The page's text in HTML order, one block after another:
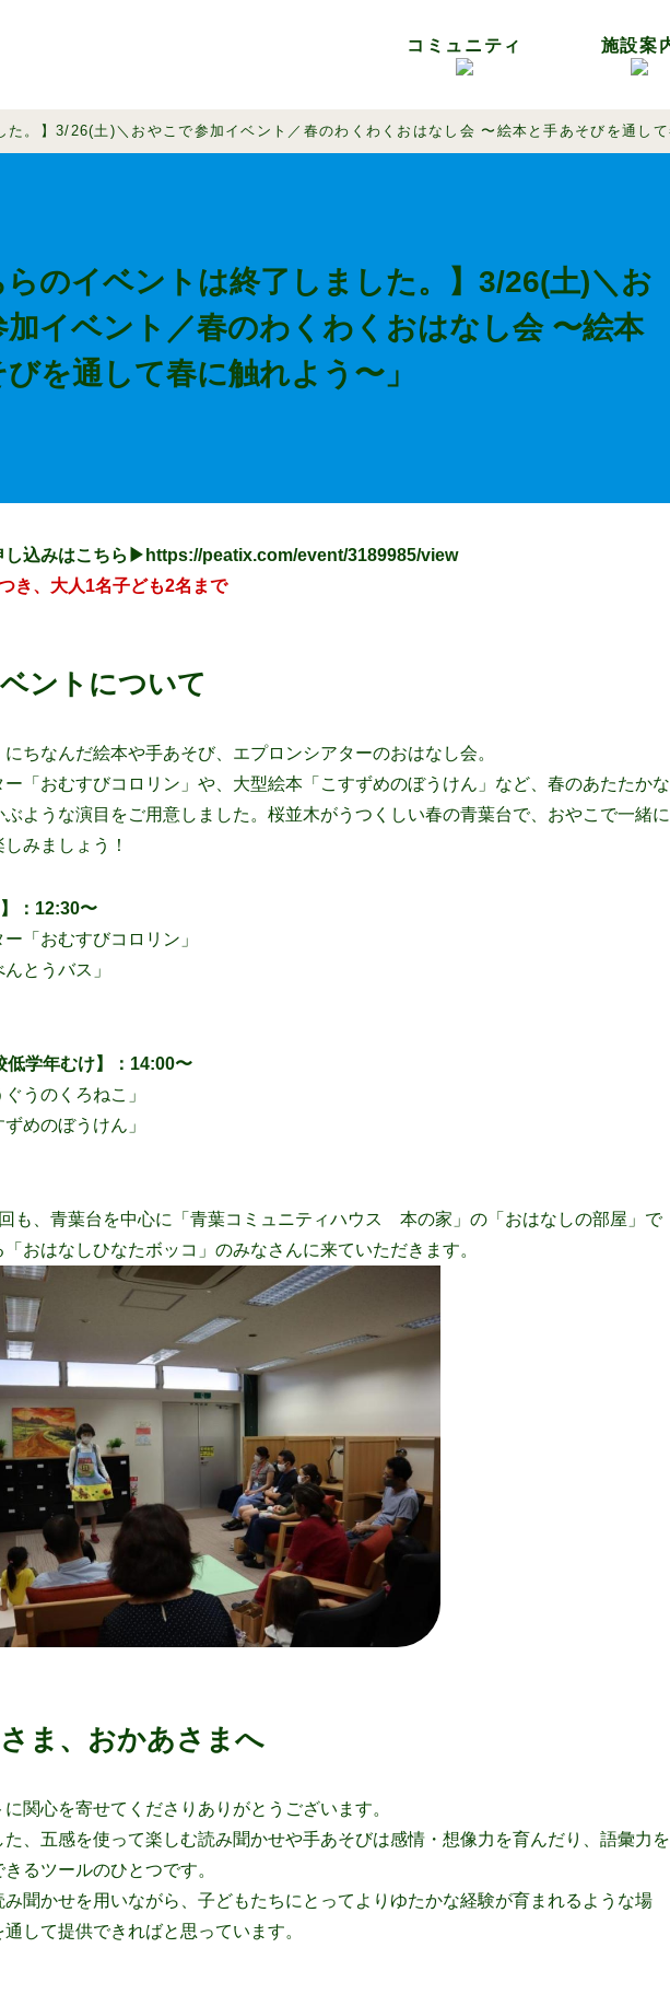
コミュニティ
報 未来青葉台会議 SPRAS MEMBER お出かけ散歩
施設案
は フロアガイド 料金メニュー ご利用の流れ アク
た。】3/26(土)＼おやこで参加イベント／春のわくわくおはなし会 〜絵本と手あそびを通し
らのイベントは終了しました。】3/26(土)＼お
イベント／春のわくわくおはなし会 〜絵本
を通して春に触れよう〜」
し込みはこちら▶︎ https://peatix.com/event/3189985/view
き、大人1名子ども2名まで
ントについて
にちなんだ絵本や手あそび、エプロンシアターのおはなし会。
ー「おむすびコロリン」や、大型絵本「こすずめのぼうけん」など、春のあたたかな
ぶような演目をご用意しました。桜並木がうつくしい春の青葉台で、おやこで一緒に
みましょう！
：12:30〜
「おむすびコロリン」
とうバス」
学年むけ】：14:00〜
うのくろねこ」
めのぼうけん」
も、青葉台を中心に「青葉コミュニティハウス 本の家」の「おはなしの部屋」で
おはなしひなたボッコ」のみなさんに来ていただきます。
ま、おかあさまへ
関心を寄せてくださりありがとうございます。
、五感を使って楽しむ読み聞かせや手あそびは感情・想像力を育んだり、語彙力を
るツールのひとつです。
聞かせを用いながら、子どもたちにとってよりゆたかな経験が育まれるような場
して提供できればと思っています。